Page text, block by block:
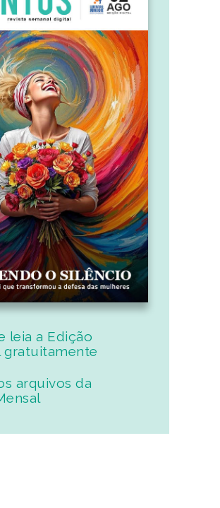
leia a Edição
gratuitamente
arquivos da